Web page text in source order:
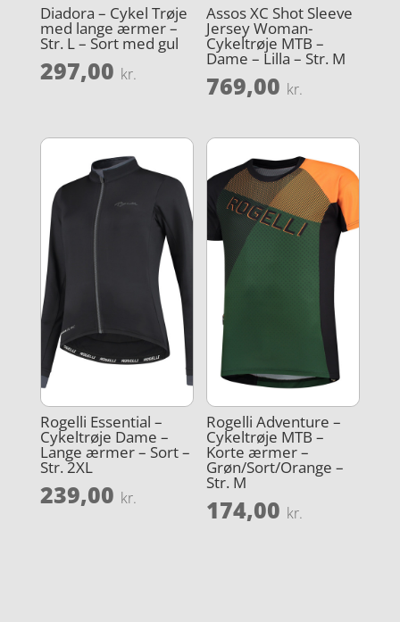
Diadora – Cykel Trøje
med lange ærmer –
Str. L – Sort med gul
297,00 kr.
Assos XC Shot Sleeve
Jersey Woman-
Cykeltrøje MTB –
Dame – Lilla – Str. M
769,00 kr.
Rogelli Essential –
Cykeltrøje Dame –
Lange ærmer – Sort –
Str. 2XL
239,00 kr.
Rogelli Adventure –
Cykeltrøje MTB –
Korte ærmer –
Grøn/Sort/Orange –
Str. M
174,00 kr.